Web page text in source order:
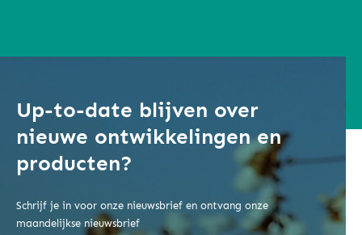
Up-to-date blijven over
nieuwe ontwikkelingen en
producten?
Schrijf je in voor onze nieuwsbrief en ontvang onze
maandelijkse nieuwsbrief